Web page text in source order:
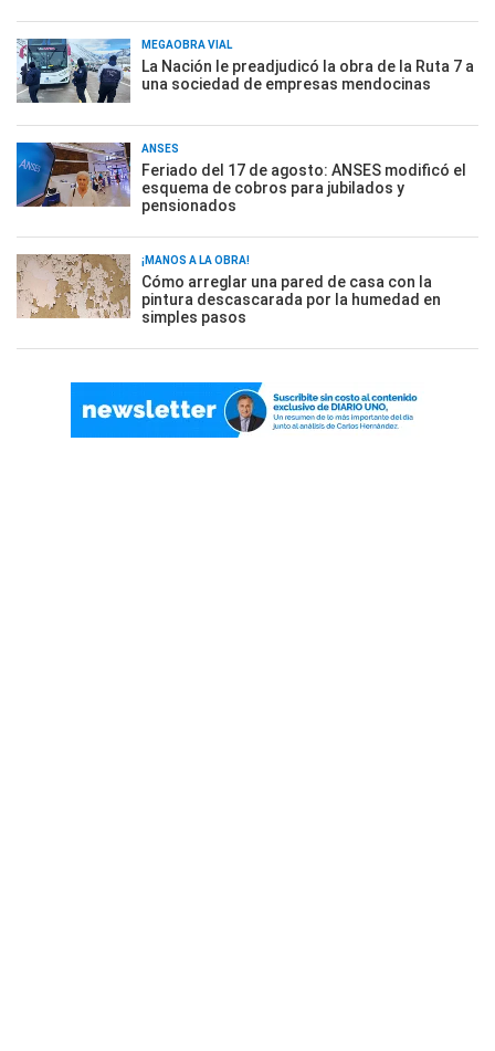
MEGAOBRA VIAL
La Nación le preadjudicó la obra de la Ruta 7 a
una sociedad de empresas mendocinas
ANSES
Feriado del 17 de agosto: ANSES modificó el
esquema de cobros para jubilados y
pensionados
¡MANOS A LA OBRA!
Cómo arreglar una pared de casa con la
pintura descascarada por la humedad en
simples pasos